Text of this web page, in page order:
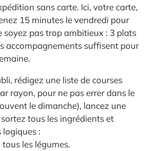
sans carte. Ici, votre carte,
15 minutes le vendredi pour
soyez pas trop ambitieux : 3 plats
accompagnements suffisent pour
rédigez une liste de courses
rayon, pour ne pas errer dans le
le dimanche), lancez une
tous les ingrédients et
logiques :
les légumes.